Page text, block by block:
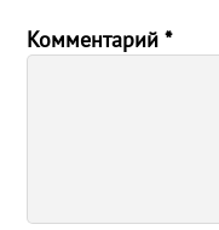
Комментарий*